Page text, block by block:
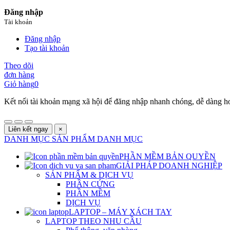
Đăng nhập
Tài khoản
Đăng nhập
Tạo tài khoản
Theo dõi
đơn hàng
Giỏ hàng0
Kết nối tài khoản mạng xã hội để đăng nhập nhanh chóng, dễ dàng
Liên kết ngay ×
DANH MỤC SẢN PHẨM DANH MỤC
PHẦN MỀM BẢN QUYỀN
GIẢI PHÁP DOANH NGHIỆP
SẢN PHẨM & DỊCH VỤ
PHẦN CỨNG
PHẦN MỀM
DỊCH VỤ
LAPTOP – MÁY XÁCH TAY
LAPTOP THEO NHU CẦU